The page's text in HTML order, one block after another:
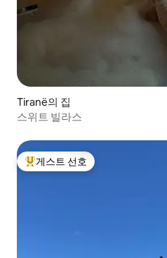
Tiranë의 집
스위트 빌라스
상위 게스트 선호
게스트 선호